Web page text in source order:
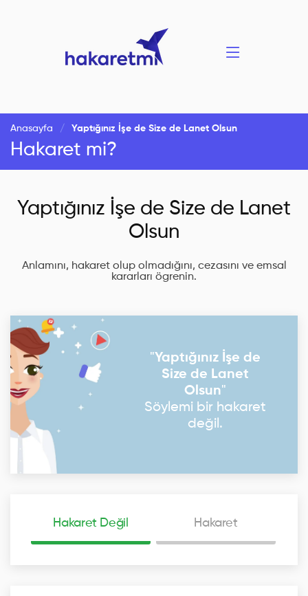
Anasayfa Yaptığınız İşe de Size de Lanet Olsun
Hakaret mi?
Yaptığınız İşe de Size de Lanet
Olsun
Anlamını, hakaret olup olmadığını, cezasını ve emsal
kararları ögrenin.
"Yaptığınız İşe de
Size de Lanet
Olsun"
Söylemi bir hakaret
değil.
Hakaret Değil Hakaret